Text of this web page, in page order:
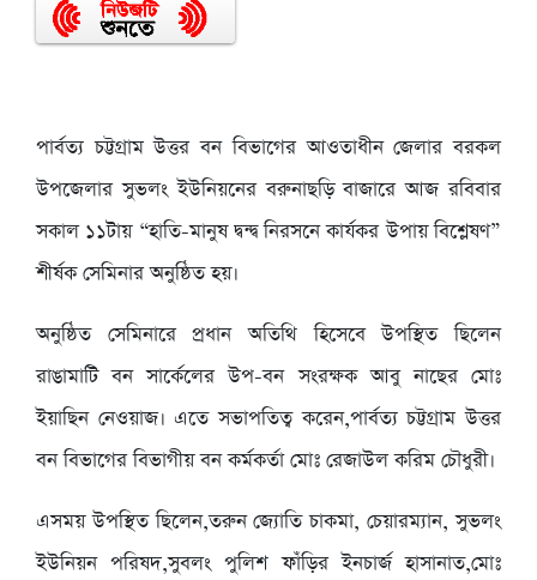
পার্বত্য চট্টগ্রাম উত্তর বন বিভাগের আওতাধীন জেলার বরকল
উপজেলার সুভলং ইউনিয়নের বরুনাছড়ি বাজারে আজ রবিবার
সকাল ১১টায় “হাতি-মানুষ দ্বন্দ্ব নিরসনে কার্যকর উপায় বিশ্লেষণ”
শীর্ষক সেমিনার অনুষ্ঠিত হয়।
অনুষ্ঠিত সেমিনারে প্রধান অতিথি হিসেবে উপস্থিত ছিলেন
রাঙামাটি বন সার্কেলের উপ-বন সংরক্ষক আবু নাছের মোঃ
ইয়াছিন নেওয়াজ। এতে সভাপতিত্ব করেন,পার্বত্য চট্টগ্রাম উত্তর
বন বিভাগের বিভাগীয় বন কর্মকর্তা মোঃ রেজাউল করিম চৌধুরী।
এসময় উপস্থিত ছিলেন,তরুন জ্যোতি চাকমা, চেয়ারম্যান, সুভলং
ইউনিয়ন পরিষদ,সুবলং পুলিশ ফাঁড়ির ইনচার্জ হাসানাত,মোঃ